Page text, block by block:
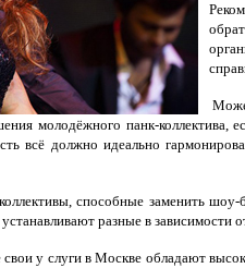
молодёжного панк-коллектива,
всё должно идеально
способные заменить
разные в
у слуги в Москве обладают